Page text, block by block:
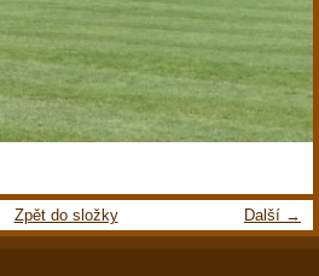
Další →
Zpět do složky